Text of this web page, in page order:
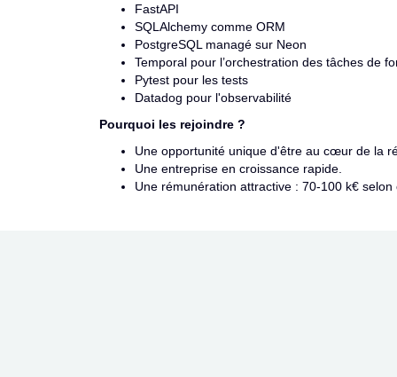
FastAPI
SQLAlchemy comme ORM
PostgreSQL managé sur Neon
Temporal pour l’orchestration des tâches de
Pytest pour les tests
Datadog pour l'observabilité
Pourquoi les rejoindre ?
Une opportunité unique d'être au cœur de la
Une entreprise en croissance rapide.
Une rémunération attractive : 70-100 k€ selon